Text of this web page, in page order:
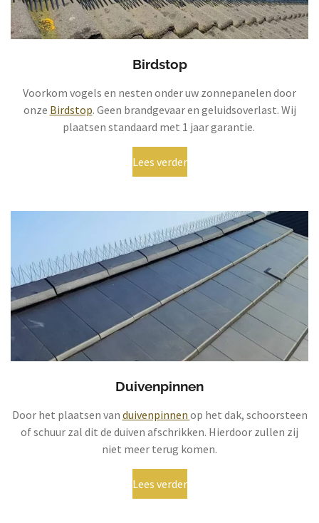
Birdstop
Voorkom vogels en nesten onder uw zonnepanelen door
onze Birdstop. Geen brandgevaar en geluidsoverlast. Wij
plaatsen standaard met 1 jaar garantie.
Lees verder
Duivenpinnen
Door het plaatsen van duivenpinnen op het dak, schoorsteen
of schuur zal dit de duiven afschrikken. Hierdoor zullen zij
niet meer terug komen.
Lees verder